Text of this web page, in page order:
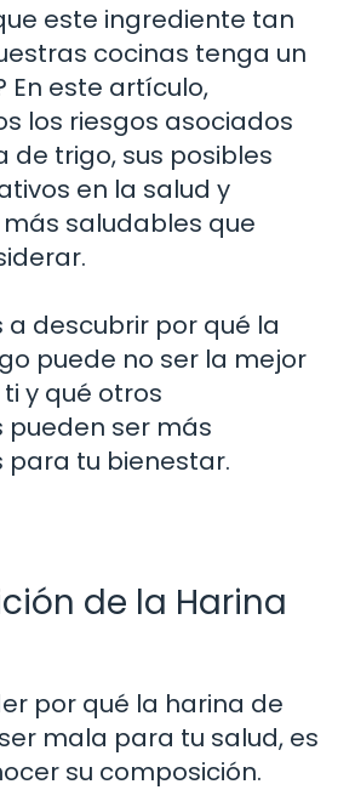
este ingrediente tan
cocinas tenga un
En este artículo,
los riesgos asociados
de trigo, sus posibles
en la salud y
saludables que
a descubrir por qué la
puede no ser la mejor
y qué otros
pueden ser más
para tu bienestar.
de la Harina
por qué la harina de
mala para tu salud, es
su composición.